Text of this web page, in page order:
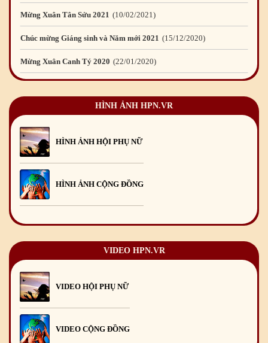
Mừng Xuân Tân Sửu 2021 10/02/2021
Chúc mừng Giáng sinh và Năm mới 2021 15/12/2020
Mừng Xuân Canh Tý 2020 22/01 /2020
Mừng Xuân Kỷ Hợi 2019 03 /02/2019
Chúc mừng Giáng sinh và Năm mới 2019
Mừng Xuân Bính Ngọ 2026
Chúc mừng Giáng sinh và Năm mới 2026
Chúc mừng Giáng sinh và Năm mới 2025
Mừng Xuân Giáp Thìn 2024 09/02/2024
HÌNH ẢNH HPN.VR
HÌNH ẢNH HỘI PHỤ NỮ
HÌNH ẢNH CỘNG ĐỒNG
VIDEO HPN.VR
VIDEO HỘI PHỤ NỮ
VIDEO CỘNG ĐỒNG